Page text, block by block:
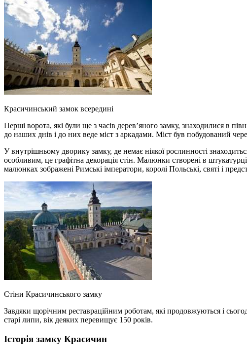
Красичинський замок всередині
Перші ворота, які були ще з часів дерев’яного замку, знаходилися в
до наших днів і до них веде міст з аркадами. Міст був побудований
У внутрішньому дворику замку, де немає ніякої рослинності
особливим, це графітна декорація стін. Малюнки створені в
малюнках зображені Римські імператори, королі Польські, святі і
Стіни Красичинського замку
Завдяки щорічним реставраційним роботам, які продовжуються і
старі липи, вік деяких перевищує 150 років.
Історія замку Красичин